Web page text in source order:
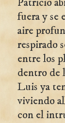
Patricio
fuera y se
aire
respirado
entre los
dentro de
Luis ya
viviendo
con el